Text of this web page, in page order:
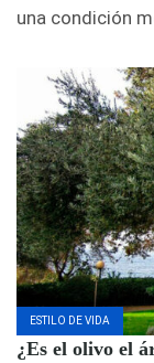
una condición
ESTILO DE VIDA
¿Es el olivo el